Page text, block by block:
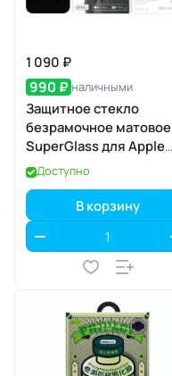
1 090 ₽
990 ₽ наличными
Защитное стекло
безрамочное матовое
SuperGlass для Apple
iPhone 17 / 16 Pro
Доступно
В корзину